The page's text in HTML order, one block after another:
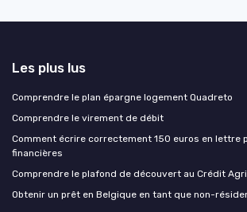
Les plus lus
Comprendre le plan épargne logement Quadreto
Comprendre le virement de débit
Comment écrire correctement 150 euros en lettre
financières
Comprendre le plafond de découvert au Crédit
Obtenir un prêt en Belgique en tant que non-